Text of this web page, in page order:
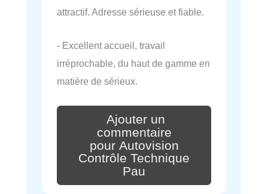
attractif. Adresse sérieuse et fiable.
- Excellent accueil, travail
irréprochable, du haut de gamme en
matière de sérieux.
Ajouter un
commentaire
pour Autovision
Contrôle Technique
Pau